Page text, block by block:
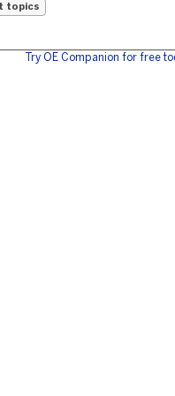
topics
Try OE Companion for free